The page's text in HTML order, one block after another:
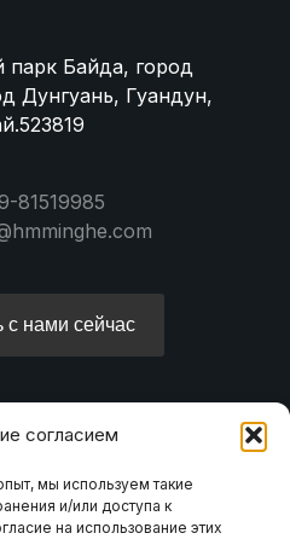
согласием
мы используем такие
и/или доступа к
на использование этих
Байда, город
Дунгуань, Гуандун,
81519985
нами сейчас